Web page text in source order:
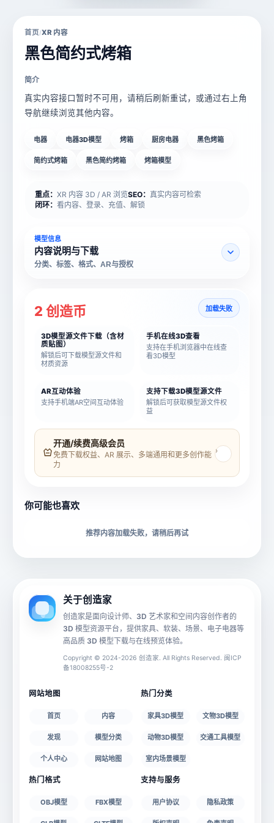
首页/XR 内容
黑色简约式烤箱
简介
真实内容接口暂时不可用，请稍后刷新重试，或通过右上角
导航继续浏览其他内容。
电器 电器3D模型 烤箱 厨房电器 黑色烤箱
简约式烤箱 黑色简约烤箱 烤箱模型
重点： XR 内容 3D / AR 浏览SEO： 真实内容可检索
闭环： 看内容、登录、充值、解锁
模型信息
内容说明与下载
分类、标签、格式、AR与授权
模型名称
材质贴图
文件大小
2 创造币 加载失败
3D模型源文件下载（含材
质贴图）
解锁后可下载模型源文件和
材质资源
手机在线3D查看
支持在手机浏览器中在线查
看3D模型
AR互动体验
支持手机端AR空间互动体验
支持下载3D模型源文件
解锁后可获取模型源文件权
益
开通/续费高级会员
免费下载权益、AR 展示、多端通用和更多创作能
力
›
你可能也喜欢
推荐内容加载失败，请稍后再试
关于创造家
创造家是面向设计师、3D 艺术家和空间内容创作者的
3D 模型资源平台，提供家具、软装、场景、电子电器等
高品质 3D 模型下载与在线预览体验。
Copyright © 2024-2026 创造家. All Rights Reserved. 闽ICP
备18008255号-2
网站地图
首页 内容
发现 模型分类
个人中心 网站地图
热门分类
家具3D模型 文物3D模型
动物3D模型 交通工具模型
室内场景模型
热门格式
OBJ模型 FBX模型
支持与服务
用户协议 隐私政策